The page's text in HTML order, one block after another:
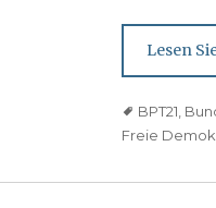
Lesen
TagsBPT21
Freie